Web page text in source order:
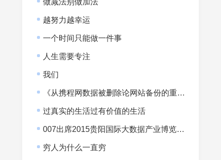
做减法别做加法
越努力越幸运
一个时间只能做一件事
人生需要专注
我们
《从携程网数据被删除论网站备份的重要性》
过真实的生活过有价值的生活
007出席2015贵阳国际大数据产业博览会暨全球大数据时代贵阳峰会
穷人为什么一直穷